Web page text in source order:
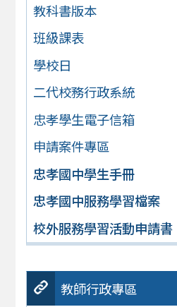
教科書版本
班級課表
學校日
二代校務行政系統
忠孝學生電子信箱
申請案件專區
忠孝國中學生手冊
忠孝國中服務學習檔案
校外服務學習活動申請書
教師行政專區